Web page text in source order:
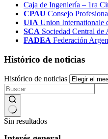
Caja de Ingeniería – 1ra
CPAU Consejo
UIA Union Internationale
SCA Sociedad Central de
FADEA Federación
Histórico de noticias
Histórico de noticias
Sin resultados